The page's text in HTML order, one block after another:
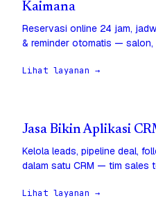
Kaimana
Reservasi online 24 jam,
& reminder otomatis — salon,
Lihat layanan →
Jasa Bikin Aplikasi
Kelola leads, pipeline deal,
dalam satu CRM — tim sales
Lihat layanan →